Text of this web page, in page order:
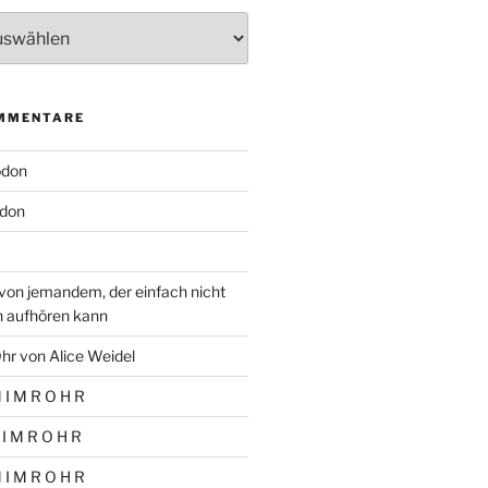
jemandem, der einfach nicht
aufhören kann
von Alice Weidel
I M R O H R
M R O H R
I M R O H R